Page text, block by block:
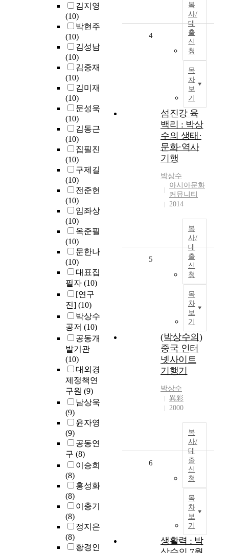
김지영
(10)
박현주
(10)
김성남
(10)
김중재
(10)
김미재
(10)
문성욱
(10)
김동근
(10)
집필진
(10)
구제길
(10)
전준헌
(10)
임좌상
(10)
옥준필
(10)
문한나
(10)
대표집
필자 (10)
[연구
진] (10)
박상수
공저 (10)
공동개
발기관
(10)
대외경
제정책연
구원 (9)
남상욱
(9)
윤자영
(9)
공동연
구 (8)
이승희
(8)
홍성화
(8)
이충기
(8)
정지은
(8)
황경인
복
사/
대
출
신
청
목
차
보
기
4
섬진강 육
백리 : 박상
수의 생태·
문화·역사
기행
박상수
아시아문화
커뮤니티
2014
복
사/
대
출
신
청
목
차
보
기
5
(박상수의)
중국 인터
넷사이트
기행기
박상수
異彩
2000
복
사/
대
출
신
청
목
차
보
기
6
생활력 : 박